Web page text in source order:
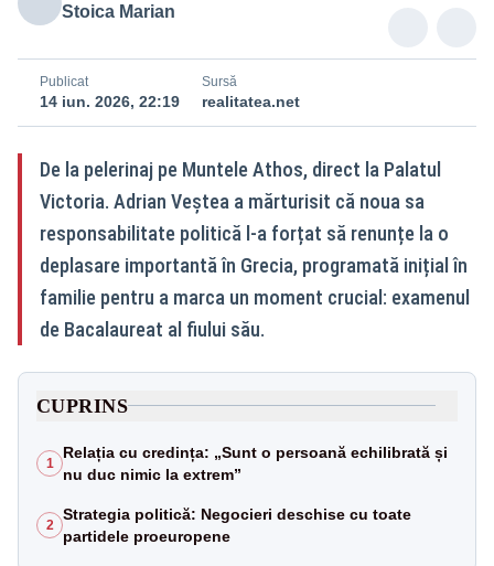
Stoica Marian
Publicat
14 iun. 2026, 22:19
Sursă
realitatea.net
De la pelerinaj pe Muntele Athos, direct la Palatul
Victoria. Adrian Veștea a mărturisit că noua sa
responsabilitate politică l-a forțat să renunțe la o
deplasare importantă în Grecia, programată inițial în
familie pentru a marca un moment crucial: examenul
de Bacalaureat al fiului său.
CUPRINS
1
Relația cu credința: „Sunt o persoană echilibrată și
nu duc nimic la extrem”
2
Strategia politică: Negocieri deschise cu toate
partidele proeuropene